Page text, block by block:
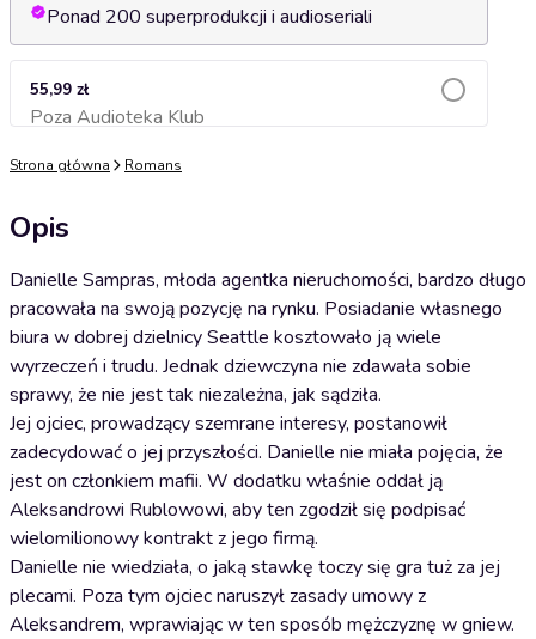
Ponad 200 superprodukcji i audioseriali
55,99 zł
Poza Audioteka KlubDodaj do koszyka
Strona główna Romans
Opis
Danielle Sampras, młoda agentka nieruchomości, bardzo długo
pracowała na swoją pozycję na rynku. Posiadanie własnego
biura w dobrej dzielnicy Seattle kosztowało ją wiele
wyrzeczeń i trudu. Jednak dziewczyna nie zdawała sobie
sprawy, że nie jest tak niezależna, jak sądziła.
Jej ojciec, prowadzący szemrane interesy, postanowił
zadecydować o jej przyszłości. Danielle nie miała pojęcia, że
jest on członkiem mafii. W dodatku właśnie oddał ją
Aleksandrowi Rublowowi, aby ten zgodził się podpisać
wielomilionowy kontrakt z jego firmą.
Danielle nie wiedziała, o jaką stawkę toczy się gra tuż za jej
plecami. Poza tym ojciec naruszył zasady umowy z
Aleksandrem, wprawiając w ten sposób mężczyznę w gniew.